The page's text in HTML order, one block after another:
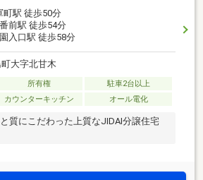
町駅 徒歩50分
前駅 徒歩54分
入口駅 徒歩58分
大字北甘木
所有権
駐車2台以上
カウンターキッチン オール電化
質にこだわった上質なJIDAI分譲住宅